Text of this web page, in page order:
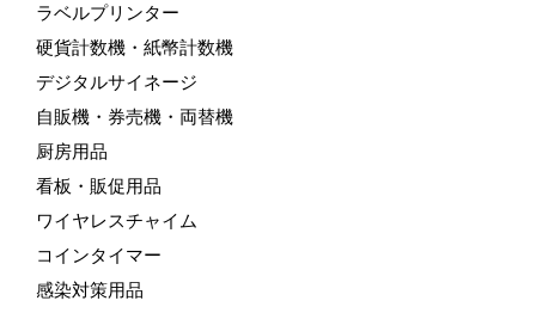
ラベルプリンター
硬貨計数機・紙幣計数機
デジタルサイネージ
自販機・券売機・両替機
厨房用品
看板・販促用品
ワイヤレスチャイム
コインタイマー
感染対策用品